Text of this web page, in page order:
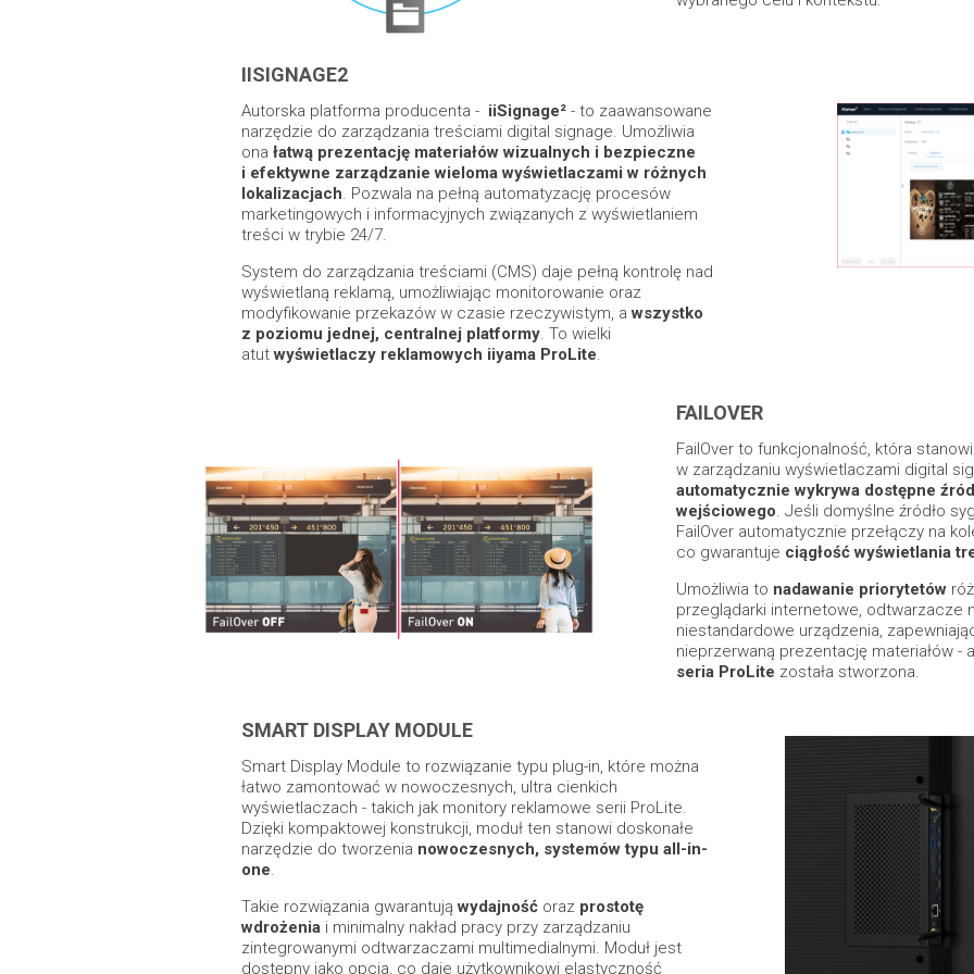
IISIGNAGE2
Autorska platforma producenta - iiSignage² - to zaawansowane
narzędzie do zarządzania treściami digital signage. Umożliwia
ona łatwą prezentację materiałów wizualnych i bezpieczne
i efektywne zarządzanie wieloma wyświetlaczami w różnych
lokalizacjach. Pozwala na pełną automatyzację procesów
marketingowych i informacyjnych związanych z wyświetlaniem
treści w trybie 24/7.
System do zarządzania treściami (CMS) daje pełną kontrolę nad
wyświetlaną reklamą, umożliwiając monitorowanie oraz
modyfikowanie przekazów w czasie rzeczywistym, a wszystko
z poziomu jednej, centralnej platformy. To wielki
atutwyświetlaczy reklamowych iiyama ProLite.
FAILOVER
FailOver to funkcjonalność, która
w zarządzaniu wyświetlaczami digital
automatycznie wykrywa dostępne
wejściowego. Jeśli domyślne źródło
FailOver automatycznie przełączy na
co gwarantuje ciągłość wyświetlania
Umożliwia to nadawanie priorytetów
przeglądarki internetowe, odtwarzacze
niestandardowe urządzenia,
nieprzerwaną prezentację materiałów -
seria ProLite została stworzona.
SMART DISPLAY MODULE
Smart Display Module to rozwiązanie typu plug-in, które można
łatwo zamontować w nowoczesnych, ultra cienkich
wyświetlaczach - takich jak monitory reklamowe serii ProLite.
Dzięki kompaktowej konstrukcji, moduł ten stanowi doskonałe
narzędzie do tworzenia nowoczesnych, systemów typu all-in-
one.
Takie rozwiązania gwarantująwydajność oraz prostotę
wdrożenia i minimalny nakład pracy przy zarządzaniu
zintegrowanymi odtwarzaczami multimedialnymi. Moduł jest
dostępny jako opcja, co daje użytkownikowi elastyczność